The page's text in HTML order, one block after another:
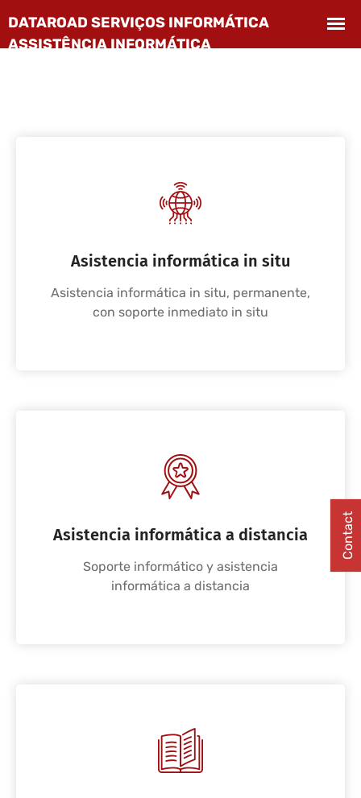
Asistencia informática in situ
Asistencia informática in situ, permanente,
con soporte inmediato in situ
Asistencia informática a distancia
Soporte informático y asistencia
informática a distancia
Contact